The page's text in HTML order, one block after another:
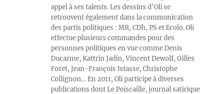
appel à ses talents. Les dessins d’Oli se
retrouvent également dans la communication
des partis politiques : MR, CDh, PS et Ecolo. Oli
effectue plusieurs commandes pour des
personnes politiques en vue comme Denis
Ducarme, Kattrin Jadin, Vincent Dewolf, Gilles
Foret, Jean-François Istasse, Christophe
Collignon… En 2011, Oli participe à diverses
publications dont Le Poiscaille, journal satirique